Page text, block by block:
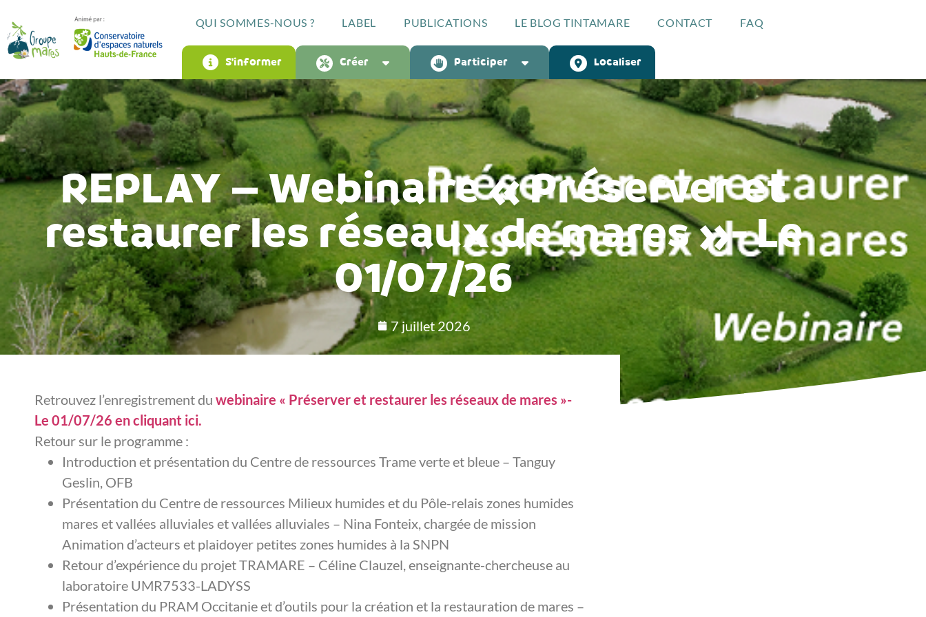
QUI SOMMES-NOUS ? LABEL PUBLICATIONS LE BLOG TINTAMARE CONTACT FAQ
S’informer Créer Participer Localiser
REPLAY – Webinaire « Préserver et
restaurer les réseaux de mares »- Le
01/07/26
7 juillet 2026
Retrouvez l’enregistrement du webinaire « Préserver et restaurer les réseaux de mares »-
Le 01/07/26 en cliquant ici.
Retour sur le programme :
Introduction et présentation du Centre de ressources Trame verte et bleue – Tanguy
Geslin, OFB
Présentation du Centre de ressources Milieux humides et du Pôle-relais zones humides
mares et vallées alluviales et vallées alluviales – Nina Fonteix, chargée de mission
Animation d’acteurs et plaidoyer petites zones humides à la SNPN
Retour d’expérience du projet TRAMARE – Céline Clauzel, enseignante-chercheuse au
laboratoire UMR7533-LADYSS
Présentation du PRAM Occitanie et d’outils pour la création et la restauration de mares –